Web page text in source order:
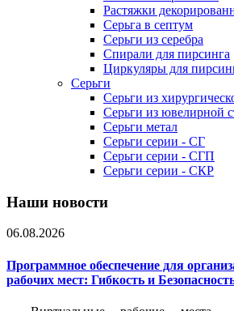
Растяжки
Серьга в септум
Серьги из серебра
Спирали для пирсинга
Циркуляры для
Серьги
Серьги из
Серьги из ювелирной
Серьги метал
Серьги серии - СГ
Серьги серии - СГП
Серьги серии - СКР
Наши новости
06.08.2026
Программное обеспечение для
рабочих мест: Гибкость и